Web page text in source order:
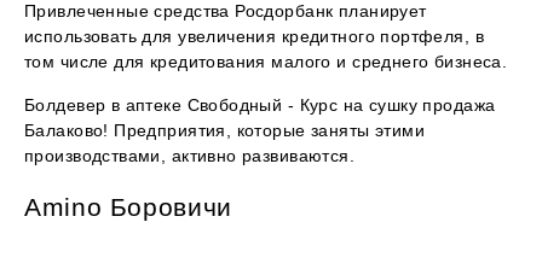
Привлеченные средства Росдорбанк планирует
использовать для увеличения кредитного портфеля, в
том числе для кредитования малого и среднего бизнеса.
Болдевер в аптеке Свободный - Курс на сушку продажа
Балаково! Предприятия, которые заняты этими
производствами, активно развиваются.
Amino Боровичи